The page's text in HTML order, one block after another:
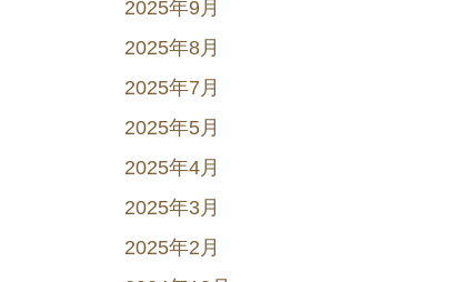
2025年9月
2025年8月
2025年7月
2025年5月
2025年4月
2025年3月
2025年2月